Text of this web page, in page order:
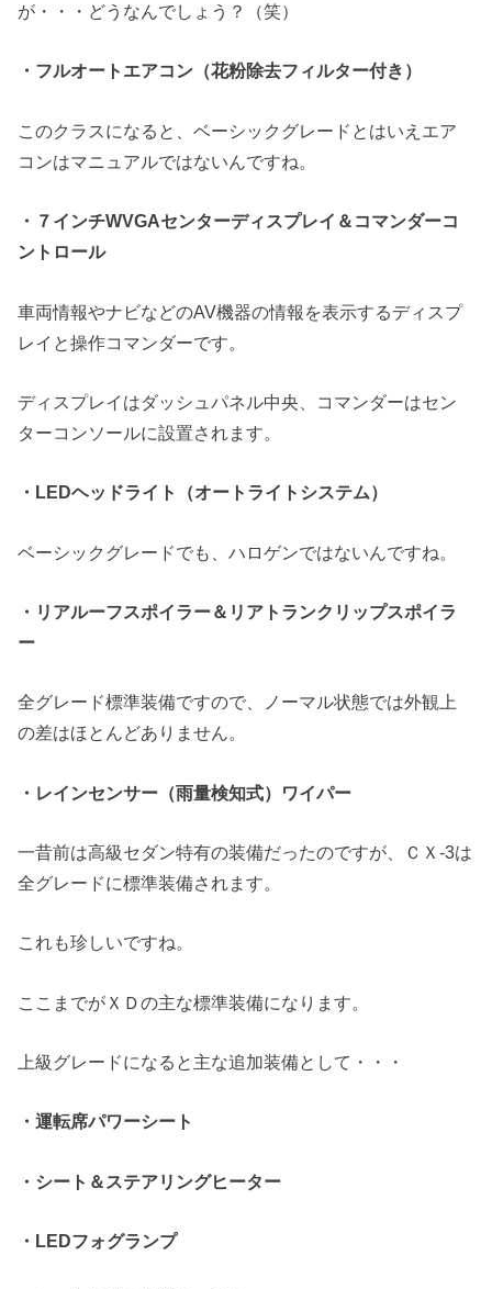
が・・・どうなんでしょう？（笑）
・フルオートエアコン（花粉除去フィルター付き）
このクラスになると、ベーシックグレードとはいえエア
コンはマニュアルではないんですね。
・７インチWVGAセンターディスプレイ＆コマンダーコ
ントロール
車両情報やナビなどのAV機器の情報を表示するディスプ
レイと操作コマンダーです。
ディスプレイはダッシュパネル中央、コマンダーはセン
ターコンソールに設置されます。
・LEDヘッドライト（オートライトシステム）
ベーシックグレードでも、ハロゲンではないんですね。
・リアルーフスポイラー＆リアトランクリップスポイラ
ー
全グレード標準装備ですので、ノーマル状態では外観上
の差はほとんどありません。
・レインセンサー（雨量検知式）ワイパー
一昔前は高級セダン特有の装備だったのですが、ＣＸ-3は
全グレードに標準装備されます。
これも珍しいですね。
ここまでがＸＤの主な標準装備になります。
上級グレードになると主な追加装備として・・・
・運転席パワーシート
・シート＆ステアリングヒーター
・LEDフォグランプ